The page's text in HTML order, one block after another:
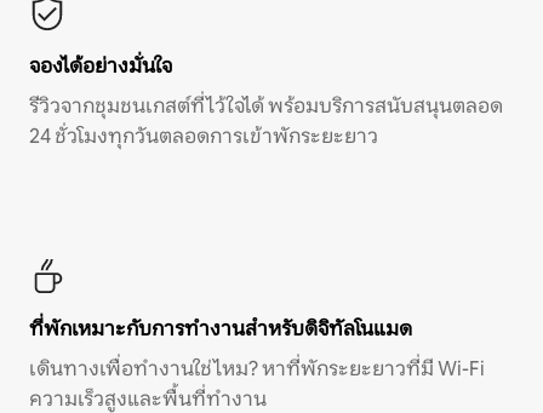
จองได้อย่างมั่นใจ
รีวิวจากชุมชนเกสต์ที่ไว้ใจได้ พร้อมบริการสนับสนุนตลอด
24 ชั่วโมงทุกวันตลอดการเข้าพักระยะยาว
ที่พักเหมาะกับการทำงานสำหรับดิจิทัลโนแมด
เดินทางเพื่อทำงานใช่ไหม? หาที่พักระยะยาวที่มี Wi-Fi
ความเร็วสูงและพื้นที่ทำงาน